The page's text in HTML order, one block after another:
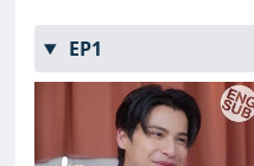
EP1